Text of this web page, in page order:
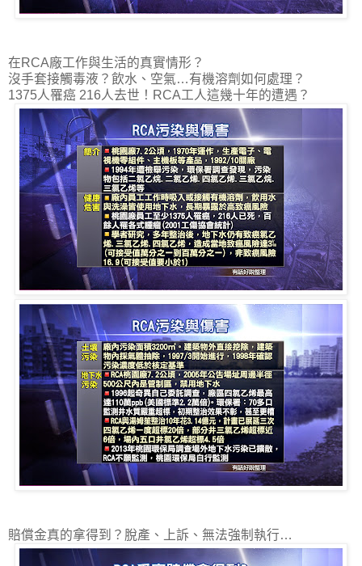
在RCA廠工作與生活的真實情形？
沒手套接觸毒液？飲水、空氣…有機溶劑如何處理？
1375人罹癌 216人去世！RCA工人這幾十年的遭遇？
賠償金真的拿得到？脫產、上訴、無法強制執行…